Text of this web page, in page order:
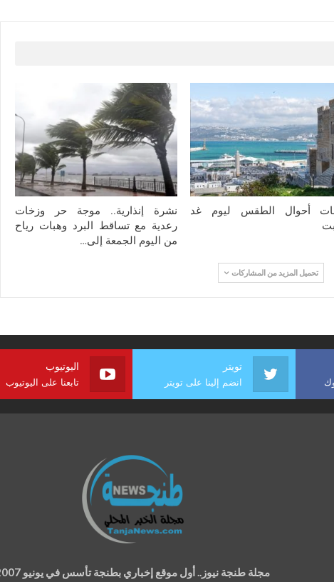
أحوال الطقس ليوم غد
نشرة إنذارية.. موجة حر وزخات
رعدية مع تساقط البرد وهبات رياح
من اليوم الجمعة إلى…
تحميل المزيد من المشاركات
تويتر
انضم إلينا على تويتر
اليوتيوب
تابعنا على اليوتيوب
مجلة طنجة نيوز.. أول موقع إخباري بطنجة تأسس في يونيو 2007